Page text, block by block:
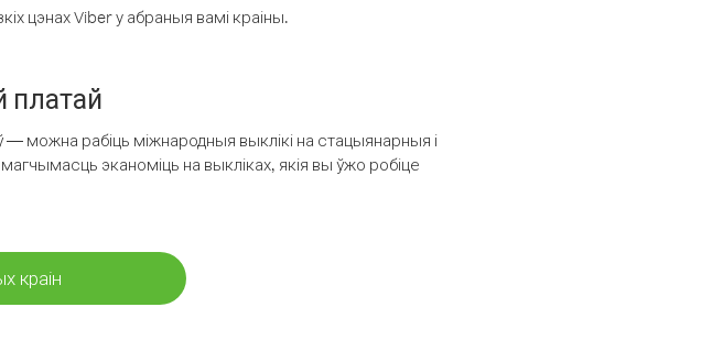
цэнах Viber у абраныя вамі краіны.
можна рабіць міжнародныя выклікі на стацыянарныя і
эканоміць на выкліках, якія вы ўжо робіце
краін